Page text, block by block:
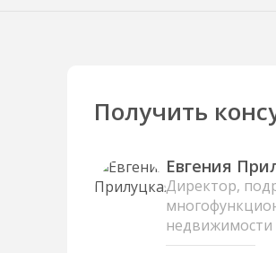
Получить
Евгения
Директор,
недвижимости